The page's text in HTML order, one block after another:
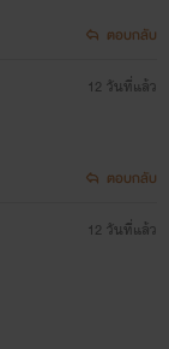
ตอบกลับ
12 วันที่แล้ว
ตอบกลับ
12 วันที่แล้ว